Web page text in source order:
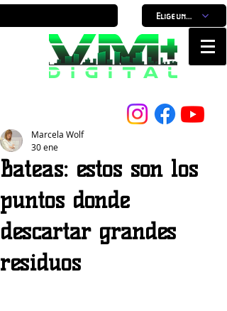
Elige un horario
Bateas: estos son los
puntos donde
descartar grandes
residuos
Marcela Wolf
30 ene